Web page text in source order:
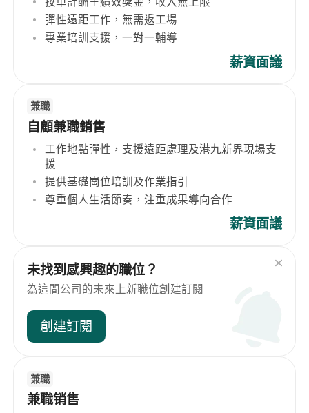
彈性遠距工作，無需返工場
專業培訓支援，一對一輔導
薪資面議
兼職
自顧兼職銷售
工作地點彈性，支援遠距處理及港九新界現場支
援
提供基礎崗位培訓及作業指引
尊重個人生活節奏，注重成果導向合作
薪資面議
未找到感興趣的職位？
為這間公司的未來上新職位創建訂閱
創建訂閱
兼職
兼職销售